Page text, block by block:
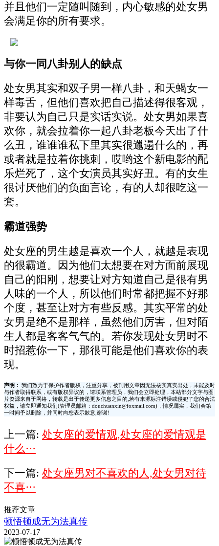
并且他们一定随叫随到，内心敏感的处女男
会满足你的所有要求。
与你一同八卦别人的缺点
处女男其实和双子男一样八卦，和天蝎女一
样毒舌，但他们喜欢把自己描述得很客观，
非要认为自己只是实话实说。处女男如果喜
欢你，就会拉着你一起八卦老板今天出了什
么丑，谁谁谁私下里其实很邋遢什么的，再
或者就是拉着你挑刺，哎哟这个新电影的配
乐烂死了，这个女演员其实好丑。有的女生
很讨厌他们的负面言论，有的人却很吃这一
套。
霸道强势
处女座的男生越是喜欢一个人，就越是表现
的很霸道。因为他们太想要在对方面前展现
自己的阳刚，想要让对方知道自己是很有男
人味的一个人，所以他们时常都把握不好那
个度，甚至让对方有些反感。其实平常的处
女男是绝不是那样，虽然他们厉害，但对陌
生人都是客客气气的。若你发现处女男时不
时招惹你一下，那很可能是他们喜欢你的表
现。
声明：
我们致力于保护作者版权，注重分享，被刊用文章因无法核实真实出处，未能及时
与作者取得联系，或有版权异议的，请联系管理员，我们会立即处理，本站部分文字与图
片资源来自于网络，转载是出于传递更多信息之目的,若有来源标注错误或侵犯了您的合法
权益，请立即通知我们(管理员邮箱：douchuanxin@foxmail.com)，情况属实，我们会第
一时间予以删除，并同时向您表示歉意,谢谢!
上一篇: 处女座的爱情观,处女座的爱情观是
什么···
下一篇: 处女座男对不喜欢的人,处女男对待
不喜···
推荐文章
顿悟顿成无为法真传
2023-07-17